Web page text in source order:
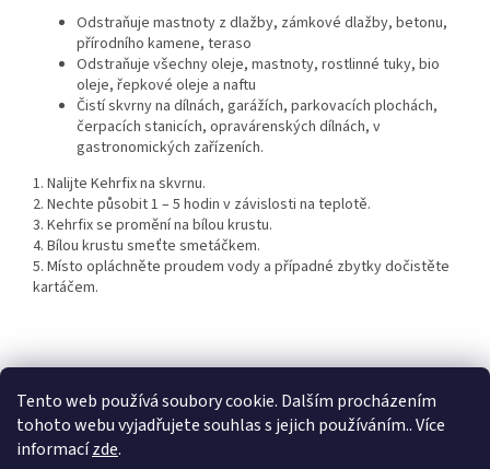
Tento web používá soubory cookie. Dalším procházením
tohoto webu vyjadřujete souhlas s jejich používáním.. Více
informacízde.
Odstraňuje mastnoty z dlažby, zámkové dlažby, betonu,
přírodního kamene, teraso
Odstraňuje všechny oleje, mastnoty, rostlinné tuky, bio
oleje, řepkové oleje a naftu
Čistí skvrny na dílnách, garážích, parkovacích plochách,
čerpacích stanicích, opravárenských dílnách, v
gastronomických zařízeních.
1. Nalijte Kehrfix na skvrnu.
2. Nechte působit 1 – 5 hodin v závislosti na teplotě.
3. Kehrfix se promění na bílou krustu.
4. Bílou krustu smeťte smetáčkem.
5. Místo opláchněte proudem vody a případné zbytky dočistěte
kartáčem.
Z
KTL Statek ostružno Nejčastěji kladené dotazy